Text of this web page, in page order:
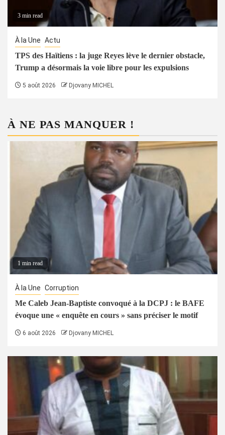
3 min read
À la Une Actu
TPS des Haïtiens : la juge Reyes lève le dernier obstacle,
Trump a désormais la voie libre pour les expulsions
5 août 2026 Djovany MICHEL
À NE PAS MANQUER !
1 min read
À la Une Corruption
Me Caleb Jean-Baptiste convoqué à la DCPJ : le BAFE
évoque une « enquête en cours » sans préciser le motif
6 août 2026 Djovany MICHEL